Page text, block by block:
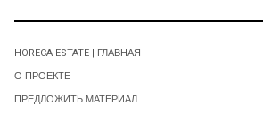
HORECA ESTATE | ГЛАВНАЯ
О ПРОЕКТЕ
ПРЕДЛОЖИТЬ МАТЕРИАЛ